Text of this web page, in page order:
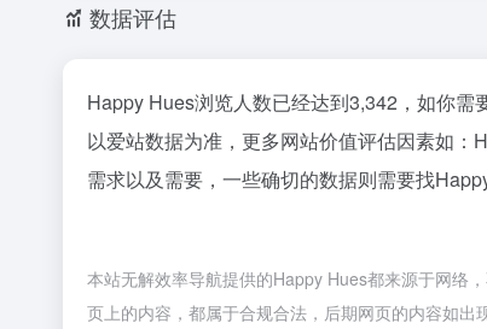
数据评估
Happy Hues浏览人数已经达到3,342，如你
以爱站数据为准，更多网站价值评估因素如
需求以及需要，一些确切的数据则需要找
本站无解效率导航提供的Happy Hues都来源于网络
页上的内容，都属于合规合法，后期网页的内容如出